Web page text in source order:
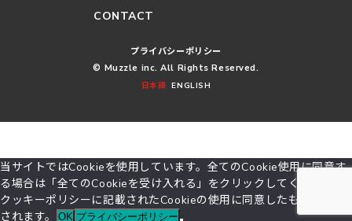
CONTACT
プライバシーポリシー
© Muzzle inc. All Rights Reserved.
ENGLISH
日本語
当サイトではCookieを使用しています。全てのCookie使用に同意す
る場合は「全てのCookieを受け入れる」をクリックしてください。
クッキーポリシーに記載されたCookieの使用に同意したものとみな
されます。
OK プライバシーポリシー